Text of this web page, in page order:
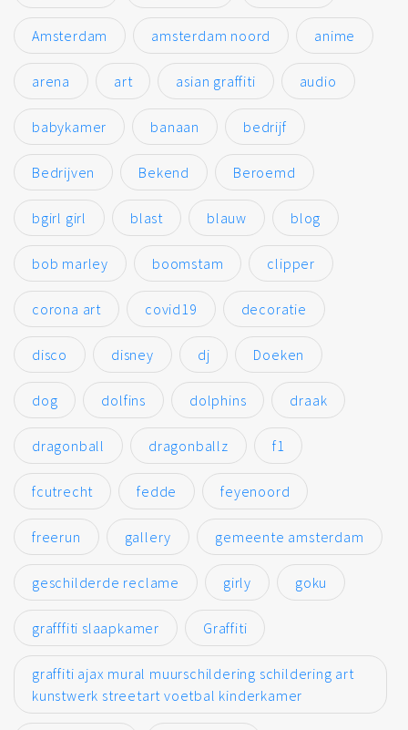
Amsterdam amsterdam noord anime
arena art asian graffiti audio
babykamer banaan bedrijf
Bedrijven Bekend Beroemd
bgirl girl blast blauw blog
bob marley boomstam clipper
corona art covid19 decoratie
disco disney dj Doeken
dog dolfins dolphins draak
dragonball dragonballz f1
fcutrecht fedde feyenoord
freerun gallery gemeente amsterdam
geschilderde reclame girly goku
grafffiti slaapkamer Graffiti
graffiti ajax mural muurschildering schildering art
kunstwerk streetart voetbal kinderkamer